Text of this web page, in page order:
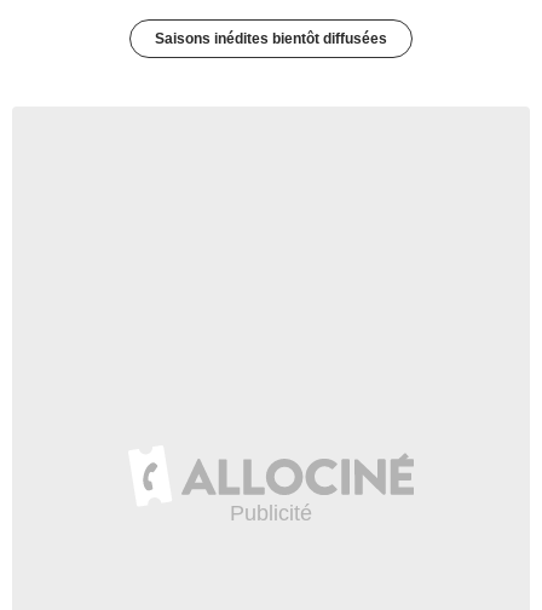
Saisons inédites bientôt diffusées